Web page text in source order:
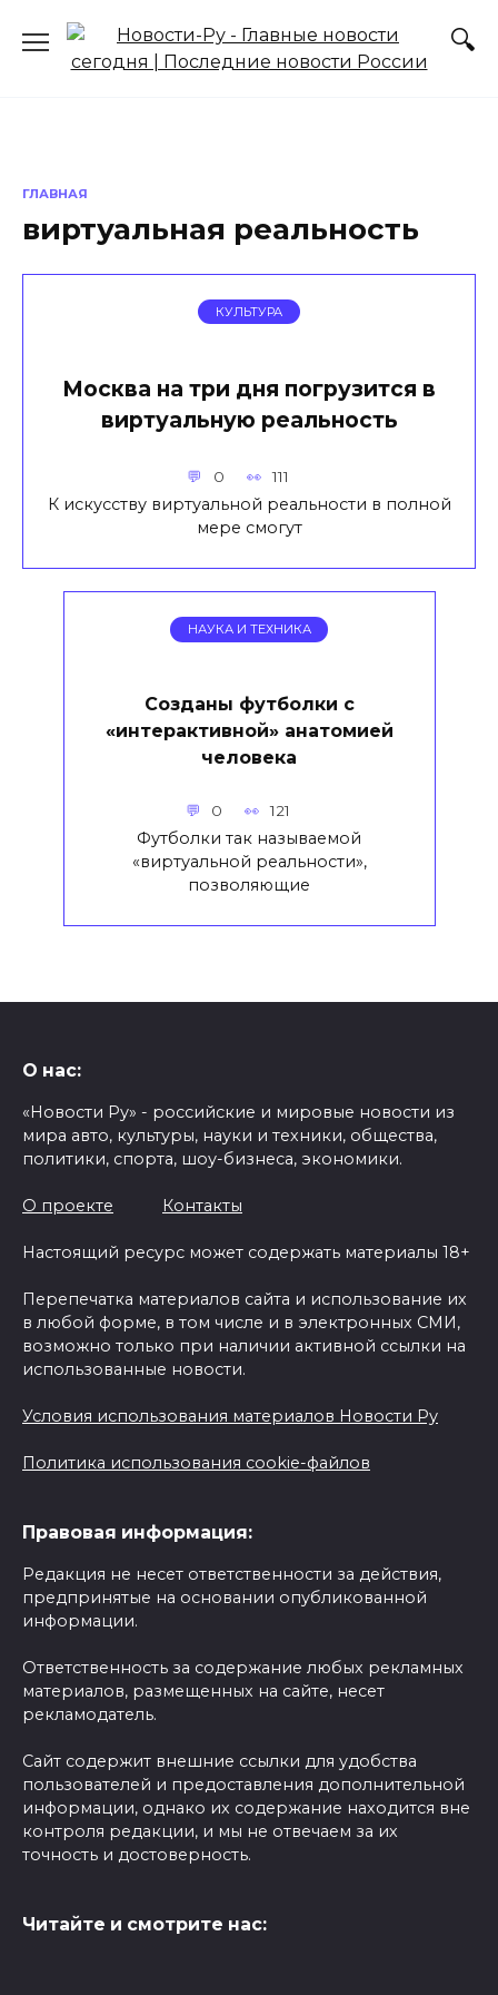
содержанию
ГЛАВНАЯ
виртуальная реальность
КУЛЬТУРА
Москва на три дня погрузится в
виртуальную реальность
0 111
К искусству виртуальной реальности в полной
мере смогут
НАУКА И ТЕХНИКА
Созданы футболки с
«интерактивной» анатомией
человека
0 121
Футболки так называемой
«виртуальной реальности»,
позволяющие
О нас:
«Новости Ру» - российские и мировые новости из
мира авто, культуры, науки и техники, общества,
политики, спорта, шоу-бизнеса, экономики.
О проекте Контакты
Настоящий ресурс может содержать материалы 18+
Перепечатка материалов сайта и использование их
в любой форме, в том числе и в электронных СМИ,
возможно только при наличии активной ссылки на
использованные новости.
Условия использования материалов Новости Ру
Политика использования cookie-файлов
Правовая информация:
Редакция не несет ответственности за действия,
предпринятые на основании опубликованной
информации.
Ответственность за содержание любых рекламных
материалов, размещенных на сайте, несет
рекламодатель.
Сайт содержит внешние ссылки для удобства
пользователей и предоставления дополнительной
информации, однако их содержание находится вне
контроля редакции, и мы не отвечаем за их
точность и достоверность.
Читайте и смотрите нас: